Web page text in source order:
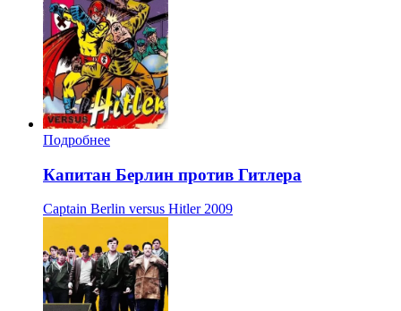
Подробнее
Капитан Берлин против Гитлера
Captain Berlin versus Hitler 2009